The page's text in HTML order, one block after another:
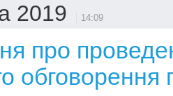
2019 14:09
про
обговорення